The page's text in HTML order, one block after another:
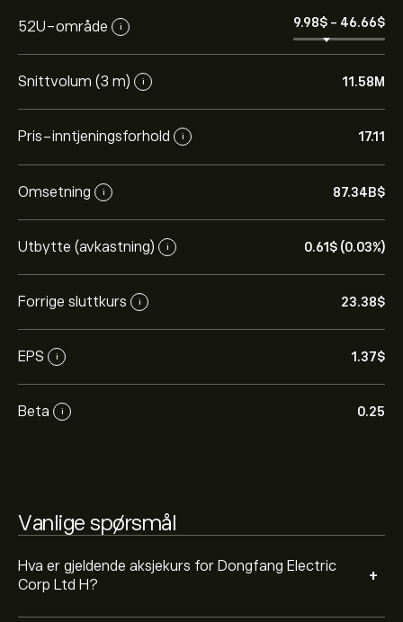
52U-område i 9.98‎$‎ - 46.66‎$‎
Snittvolum (3 m) i 11.58M
Pris-inntjeningsforhold i 17.11
Omsetning i 87.34B‎$‎
Utbytte (avkastning) i 0.61‎$‎ (0.03%)
Forrige sluttkurs i 23.38‎$‎
EPS i 1.37‎$‎
Beta i 0.25
Vanlige spørsmål
Hva er gjeldende aksjekurs for Dongfang Electric
Corp Ltd H?
+
Den nåværende prisen på 1072.HK er 23.30‎$‎.
Corp Ltd H er 23.30‎$‎.
Analytikere gir forventninger for Dongfang Electric
Corp Ltd H basert på markedstrender, finansielle
rapporter og forventet vekst. Sjekk de nyeste
forventningene for fremtidige prisbevegelser.